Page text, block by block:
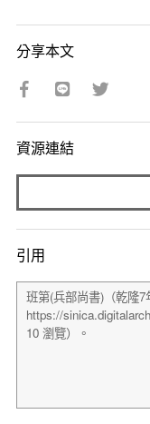
分享本文
資源連結
引用